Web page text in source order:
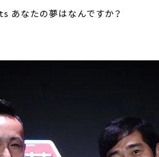
あなたの夢はなんですか？